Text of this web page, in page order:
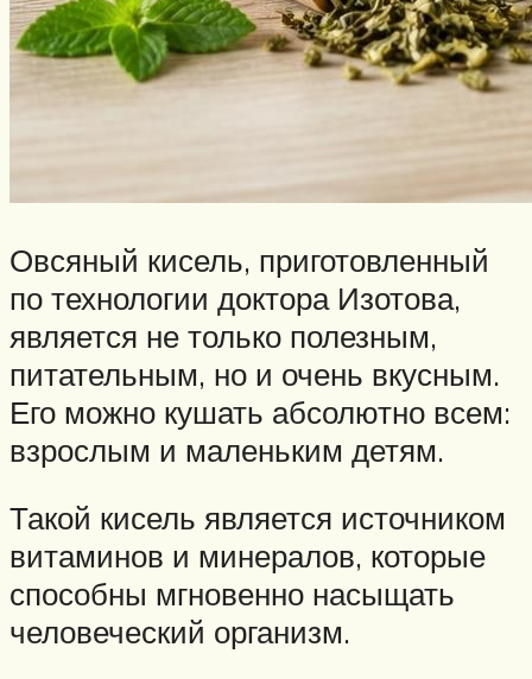
Овсяный кисель, приготовленный
по технологии доктора Изотова,
является не только полезным,
питательным, но и очень вкусным.
Его можно кушать абсолютно всем:
взрослым и маленьким детям.
Такой кисель является источником
витаминов и минералов, которые
способны мгновенно насыщать
человеческий организм.